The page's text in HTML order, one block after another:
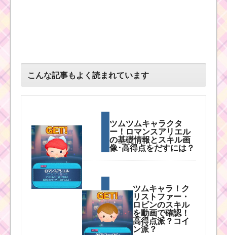
こんな記事もよく読まれています
ツムツムキャラクタ
ー！ロマンスアリエル
の基礎情報とスキル画
像･高得点をだすには？
ツムキャラ！ク
リストファー・
ロビンのスキル
を動画で確認！
高得点派？コイ
ン派？